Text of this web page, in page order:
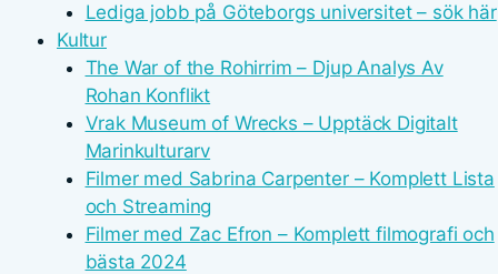
Lediga jobb på Göteborgs universitet – sök här
Kultur
The War of the Rohirrim – Djup Analys Av
Rohan Konflikt
Vrak Museum of Wrecks – Upptäck Digitalt
Marinkulturarv
Filmer med Sabrina Carpenter – Komplett Lista
och Streaming
Filmer med Zac Efron – Komplett filmografi och
bästa 2024